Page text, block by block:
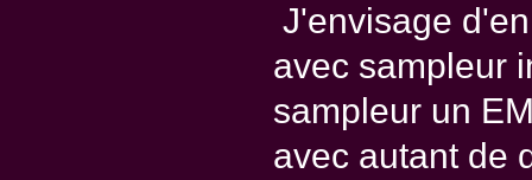
J'envisage
avec sampleur
sampleur un
avec autant de